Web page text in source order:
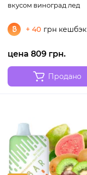
вкусом виноград лед
+ 40 грн кешбэк
цена 809 грн.
Продано